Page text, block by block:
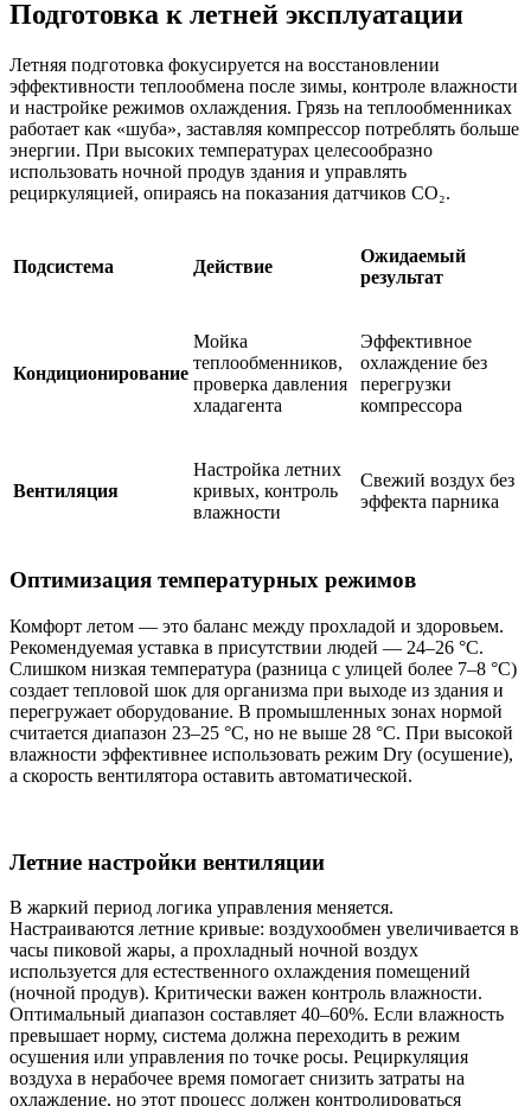
Подготовка к летней эксплуатации
Летняя подготовка фокусируется на восстановлении
эффективности теплообмена после зимы, контроле влажности
и настройке режимов охлаждения. Грязь на теплообменниках
работает как «шуба», заставляя компрессор потреблять больше
энергии. При высоких температурах целесообразно
использовать ночной продув здания и управлять
рециркуляцией, опираясь на показания датчиков CO₂.
Подсистема Действие
Ожидаемый
результат
Кондиционирование
Мойка
теплообменников,
проверка давления
хладагента
Эффективное
охлаждение без
перегрузки
компрессора
Вентиляция
Настройка летних
кривых, контроль
влажности
Свежий воздух без
эффекта парника
Оптимизация температурных режимов
Комфорт летом — это баланс между прохладой и здоровьем.
Рекомендуемая уставка в присутствии людей — 24–26 °C.
Слишком низкая температура (разница с улицей более 7–8 °C)
создает тепловой шок для организма при выходе из здания и
перегружает оборудование. В промышленных зонах нормой
считается диапазон 23–25 °C, но не выше 28 °C. При высокой
влажности эффективнее использовать режим Dry (осушение),
а скорость вентилятора оставить автоматической.
Летние настройки вентиляции
В жаркий период логика управления меняется.
Настраиваются летние кривые: воздухообмен увеличивается в
часы пиковой жары, а прохладный ночной воздух
используется для естественного охлаждения помещений
(ночной продув). Критически важен контроль влажности.
Оптимальный диапазон составляет 40–60%. Если влажность
превышает норму, система должна переходить в режим
осушения или управления по точке росы. Рециркуляция
воздуха в нерабочее время помогает снизить затраты на
охлаждение, но этот процесс должен контролироваться